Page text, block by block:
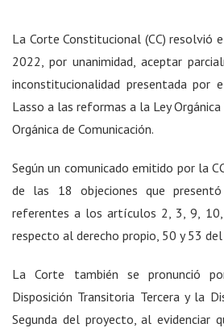
La Corte Constitucional (CC) resolvió
2022, por unanimidad, aceptar
inconstitucionalidad presentada por
Lasso a las reformas a la Ley
Orgánica de Comunicación.
Según un comunicado emitido por la
de las 18 objeciones que
referentes a los artículos 2, 3, 9,
respecto al derecho propio, 50 y 53
La Corte también se pronunció
Disposición Transitoria Tercera y la
Segunda del proyecto, al evidenciar